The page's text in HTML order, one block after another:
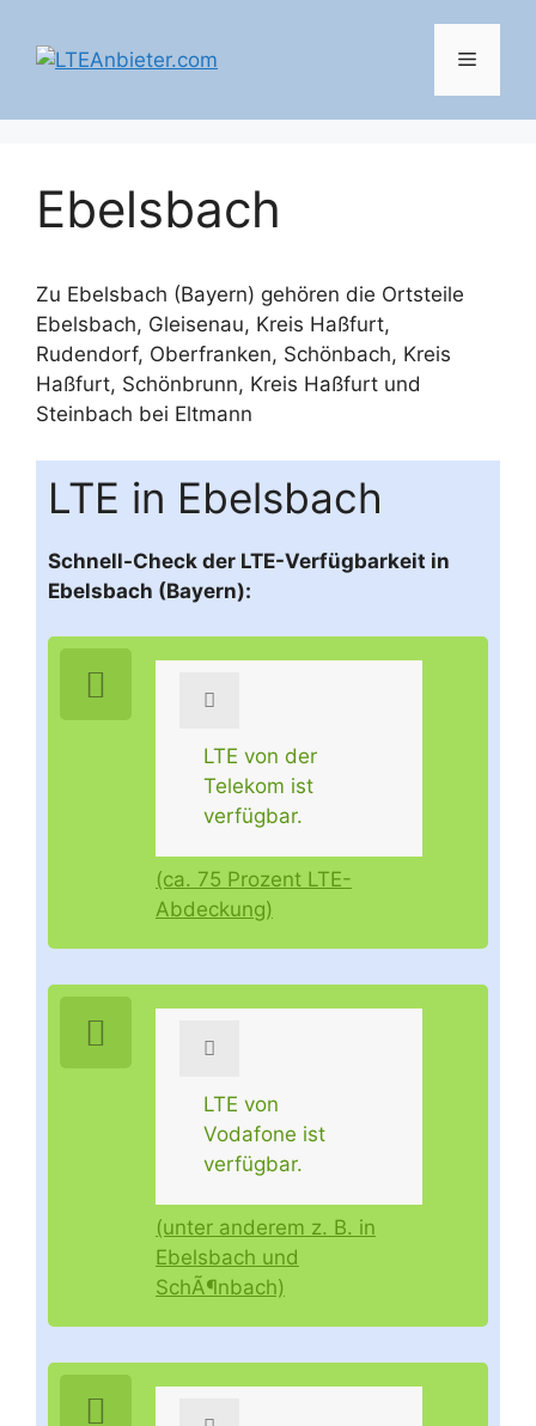
Inhalt
springen
Menü
Ebelsbach
Zu Ebelsbach (Bayern) gehören die Ortsteile
Ebelsbach, Gleisenau, Kreis Haßfurt,
Rudendorf, Oberfranken, Schönbach, Kreis
Haßfurt, Schönbrunn, Kreis Haßfurt und
Steinbach bei Eltmann
LTE in Ebelsbach
Schnell-Check der LTE-Verfügbarkeit in
Ebelsbach (Bayern):
LTE von der
Telekom ist
verfügbar.
(ca. 75 Prozent LTE-
Abdeckung)
LTE von
Vodafone ist
verfügbar.
(unter anderem z. B. in
Ebelsbach und
SchÃ¶nbach)